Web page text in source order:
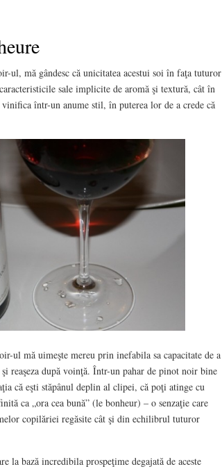
ul, mă gândesc că unicitatea acestui soi în faţa tuturor
sale implicite de aromă şi textură, cât în
într-un anume stil, în puterea lor de a crede că
ul mă uimeşte mereu prin inefabila sa capacitate de a
reaşeza după voinţă. Într-un pahar de pinot noir bine
că eşti stăpânul deplin al clipei, că poţi atinge cu
ca „ora cea bună” (le bonheur) – o senzaţie care
copilăriei regăsite cât şi din echilibrul tuturor
la bază incredibila prospeţime degajată de aceste